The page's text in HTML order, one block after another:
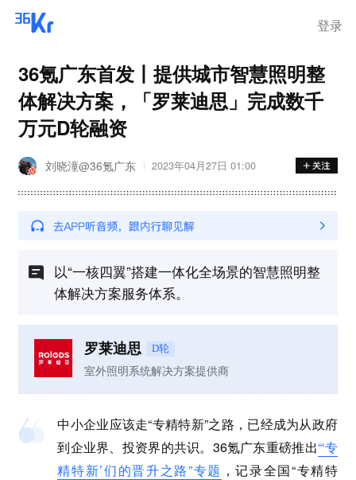
登录
36氪广东首发丨提供城市智慧照明整
体解决方案，「罗莱迪思」完成数千
万元D轮融资
刘晓潼@36氪广东 2023年04月27日 01:00
以“一核四翼”搭建一体化全场景的智慧照明整
体解决方案服务体系。
罗莱迪思 D轮
室外照明系统解决方案提供商
中小企业应该走“专精特新”之路，已经成为从政府
到企业界、投资界的共识。 36氪广东重磅推出“‘专
精特新’们的晋升之路”专题 ，记录全国“专精特